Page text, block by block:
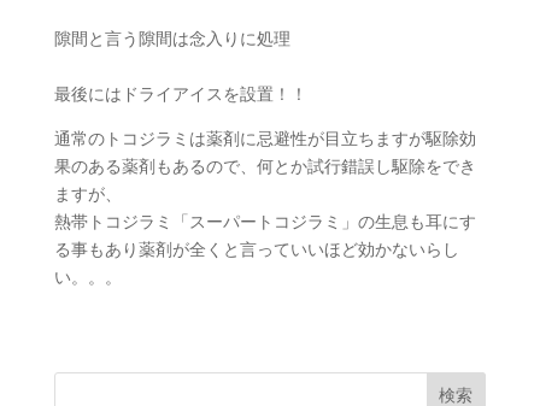
隙間と言う隙間は念入りに処理
最後にはドライアイスを設置！！
通常のトコジラミは薬剤に忌避性が目立ちますが駆除効
果のある薬剤もあるので、何とか試行錯誤し駆除をでき
ますが、
熱帯トコジラミ「スーパートコジラミ」の生息も耳にす
る事もあり薬剤が全くと言っていいほど効かないらし
い。。。
検索